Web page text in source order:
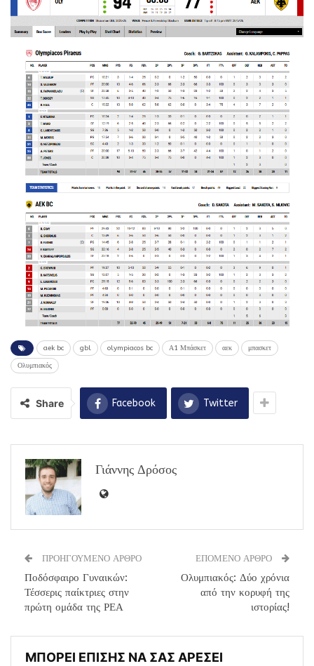
aek bc gbl olympiacos bc Α1 Μπάσκετ αεκ μπασκετ
Ολυμπιακός
Share Facebook Twitter
Γιάννης Δρόσος
ΠΡΟΗΓΟΥΜΕΝΟ ΑΡΘΡΟ
Ποδόσφαιρο Γυναικών:
Τέσσερις παίκτριες στην
πρώτη ομάδα της ΡΕΑ
ΕΠΟΜΕΝΟ ΑΡΘΡΟ
Ολυμπιακός: Δύο χρόνια
από την κορυφή της
ιστορίας!
ΜΠΟΡΕΙ ΕΠΙΣΗΣ ΝΑ ΣΑΣ ΑΡΕΣΕΙ